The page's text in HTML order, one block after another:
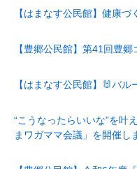
【はまなす公民館】健康
【豊郷公民館】第41回豊
【はまなす公民館】🐰バ
“こうなったらいいな”を叶
まワガママ会議」を開催し